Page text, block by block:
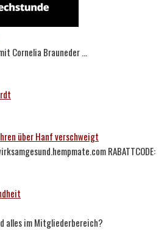
Cornelia Brauneder ...
über Hanf verschweigt
RABATTCODE:
alles im Mitgliederbereich?